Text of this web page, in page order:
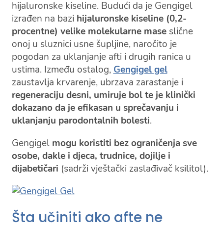
hijaluronske kiseline. Budući da je Gengigel
izrađen na bazi hijaluronske kiseline (0,2-
procentne) velike molekularne maseslične
onoj u sluznici usne šupljine, naročito je
pogodan za uklanjanje afti i drugih ranica u
ustima. Između ostalog, Gengigel gel
zaustavlja krvarenje, ubrzava zarastanje i
regeneraciju desni, umiruje bol te je klinički
dokazano da je efikasan u sprečavanju i
uklanjanju parodontalnih bolesti.
Gengigel mogu koristiti bez ograničenja sve
osobe, dakle i djeca, trudnice, dojilje i
dijabetičari (sadrži vještački zaslađivač ksilitol).
Šta učiniti ako afte ne